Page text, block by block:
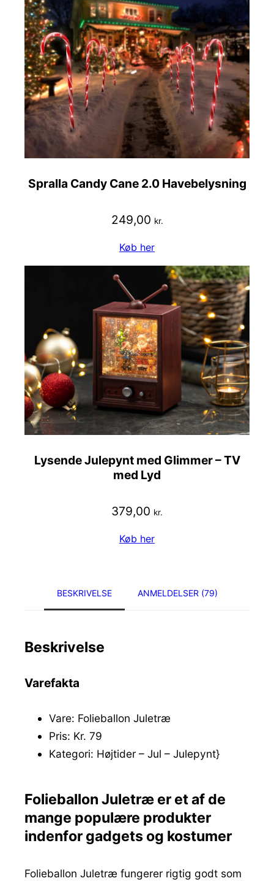
Spralla Candy Cane 2.0 Havebelysning
249,00 kr.
Køb her
Lysende Julepynt med Glimmer – TV
med Lyd
379,00 kr.
Køb her
BESKRIVELSE ANMELDELSER (79)
Beskrivelse
Varefakta
Vare: Folieballon Juletræ
Pris: Kr. 79
Kategori: Højtider – Jul – Julepynt}
Folieballon Juletræ er et af de
mange populære produkter
indenfor gadgets og kostumer
Folieballon Juletræ fungerer rigtig godt som